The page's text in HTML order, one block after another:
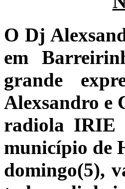
O Dj
em
grande
Alexsandro e
radiola IRIE
município de
domingo(5),